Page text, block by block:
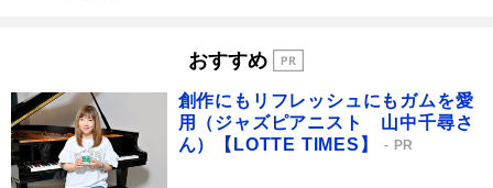
おすすめ
創作にもリフレッシュにもガムを愛
用（ジャズピアニスト 山中千尋さ
ん）【LOTTE TIMES】
PR